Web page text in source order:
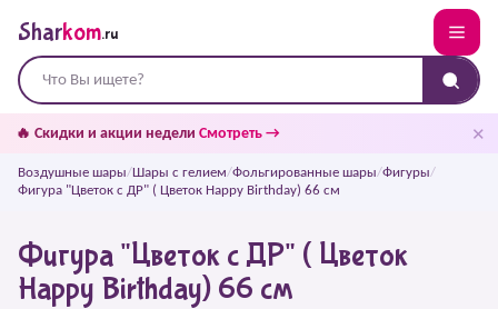
Sharkom.ru
🔥 Скидки и акции недели Смотреть → ✕
Воздушные шары/Шары с гелием/Фольгированные шары/Фигуры/
Фигура "Цветок c ДР" ( Цветок Happy Birthday) 66 см
Фигура "Цветок c ДР" ( Цветок
Happy Birthday) 66 см